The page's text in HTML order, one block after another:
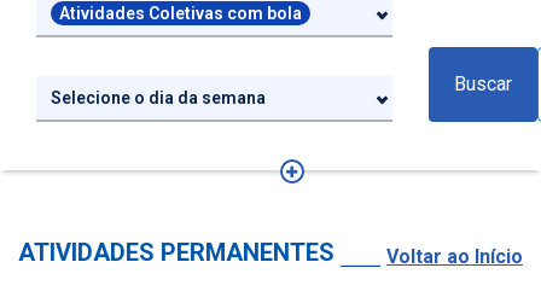
Atividades Coletivas com bola
Selecione o dia da semana
Buscar
ATIVIDADES PERMANENTES Voltar ao Início